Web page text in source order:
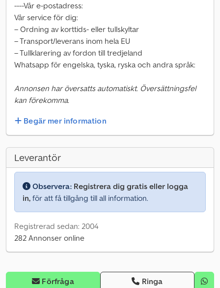
----Vår e-postadress:
Vår service för dig:
– Ordning av korttids- eller tullskyltar
– Transport/leverans inom hela EU
– Tullklarering av fordon till tredjeland
Whatsapp för engelska, tyska, ryska och andra språk:
Annonsen har översatts automatiskt. Översättningsfel
kan förekomma.
Begär mer information
Leverantör
Observera: Registrera dig gratis eller logga
in, för att få tillgång till all information.
Registrerad sedan: 2004
282 Annonser online
Förfråga Ringa